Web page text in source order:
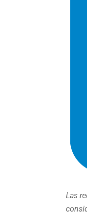
Las